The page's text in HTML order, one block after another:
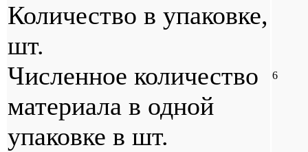
Количество в упаковке,
шт.
Численное количество
материала в одной
упаковке в шт.
6